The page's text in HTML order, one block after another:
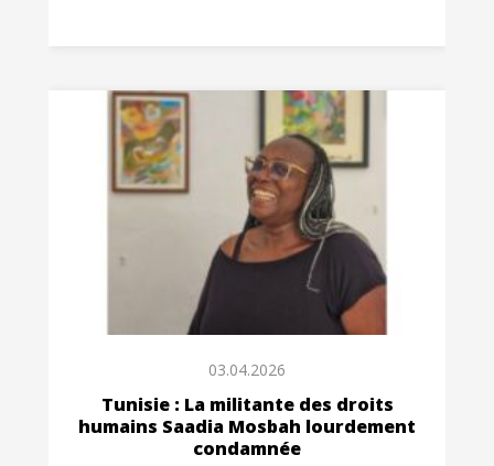
03.04.2026
Tunisie : La militante des droits
humains Saadia Mosbah lourdement
condamnée